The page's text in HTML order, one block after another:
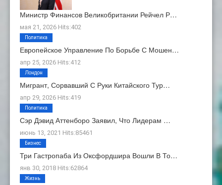
Министр Финансов Великобритании Рейчел Р…
мая 21, 2026 Hits:402
Европейское Управление По Борьбе С Мошен…
апр 25, 2026 Hits:412
Политика
Мигрант, Сорвавший С Руки Китайского Тур…
апр 29, 2026 Hits:419
Лондон
Сэр Дэвид Аттенборо Заявил, Что Лидерам …
июнь 13, 2021 Hits:85461
Политика
Три Гастропаба Из Оксфордшира Вошли В То…
янв 30, 2018 Hits:62864
Бизнес
Жизнь